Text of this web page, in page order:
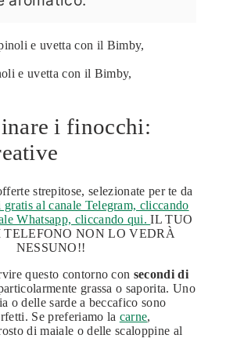
e uvetta con il Bimby,
i finocchi:
strepitose, selezionate per te da
al canale Telegram, cliccando
Whatsapp, cliccando qui.IL TUO
NON LO VEDRÀ
NESSUNO!!
questo contorno con secondi di
grassa o saporita. Uno
o delle sarde a beccafico sono
Se preferiamo la carne,
di maiale o delle scaloppine al